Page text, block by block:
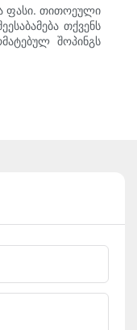
ფასი. თითოეული
თქვენს
შოპინგს